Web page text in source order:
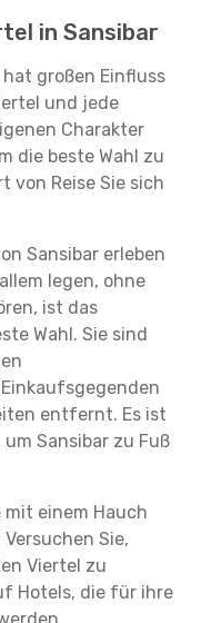
in Sansibar
großen Einfluss
und jede
Charakter
die beste Wahl zu
von Reise Sie sich
Sansibar erleben
legen, ohne
ist das
Wahl. Sie sind
entfernt. Es ist
Sansibar zu Fuß
einem Hauch
Sie,
Viertel zu
Hotels, die für ihre